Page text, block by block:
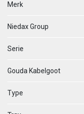
Merk
Niedax Group
Serie
Gouda Kabelgoot
Type